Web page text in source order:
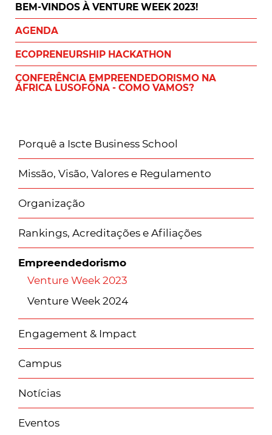
BEM-VINDOS À VENTURE WEEK 2023!
AGENDA
ECOPRENEURSHIP HACKATHON
CONFERÊNCIA EMPREENDEDORISMO NA
ÁFRICA LUSOFÓNA - COMO VAMOS?
Porquê a Iscte Business School
Missão, Visão, Valores e Regulamento
Organização
Rankings, Acreditações e Afiliações
Empreendedorismo
Venture Week 2023
Venture Week 2024
Engagement & Impact
Campus
Notícias
Eventos